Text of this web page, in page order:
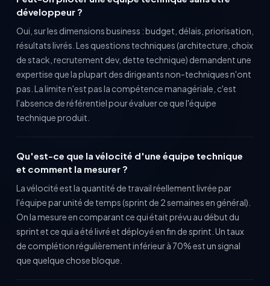
développeur ?
Oui, sur les dimensions business : budget, délais, priorisation,
résultats livrés. Les questions techniques (architecture, choix
de stack, recrutement dev, dette technique) demandent une
expertise que la plupart des dirigeants non-techniques n'ont
pas. La limite n'est pas la compétence managériale, c'est
l'absence de référentiel pour évaluer ce que l'équipe
technique produit.
Qu'est-ce que la vélocité d'une équipe technique
et comment la mesurer ?
La vélocité est la quantité de travail réellement livrée par
l'équipe par unité de temps (sprint de 2 semaines en général).
On la mesure en comparant ce qui était prévu au début du
sprint et ce qui a été livré et déployé en fin de sprint. Un taux
de complétion régulièrement inférieur à 70% est un signal
que quelque chose bloque.